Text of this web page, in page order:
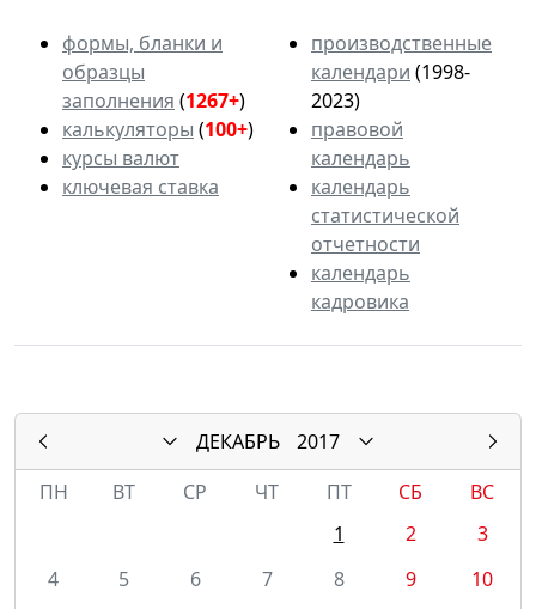
формы, бланки и
образцы
заполнения (1267+)
калькуляторы (100+)
курсы валют
ключевая ставка
производственные
календари (1998-
2023)
правовой
календарь
календарь
статистической
отчетности
календарь
кадровика
ДЕКАБРЬ
2017
ПН
ВТ СР ЧТ ПТ СБ
ВС
1
2
3
4
5 6 7 8 9
10